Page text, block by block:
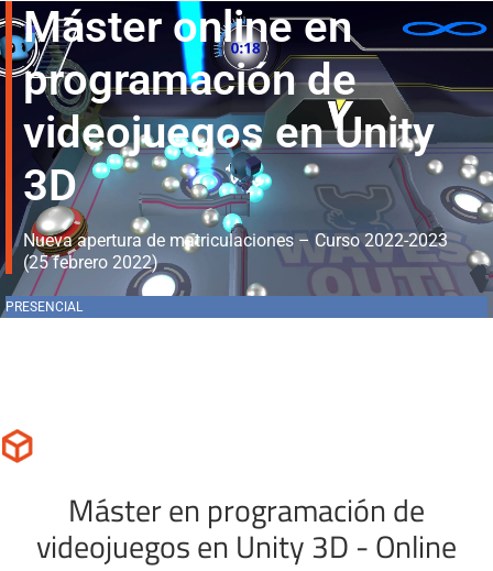
Máster online en
programación de
videojuegos en Unity
3D
Nueva apertura de matriculaciones – Curso 2022-2023
(25 febrero 2022)
PRESENCIAL
Máster en programación de
videojuegos en Unity 3D - Online